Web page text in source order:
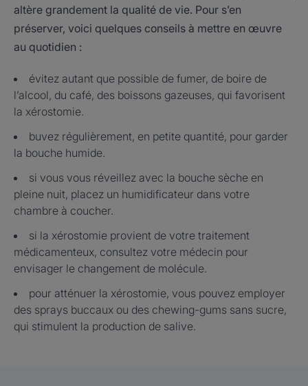
altère grandement la qualité de vie. Pour s’en
préserver, voici quelques conseils à mettre en œuvre
au quotidien :
évitez autant que possible de fumer, de boire de
l’alcool, du café, des boissons gazeuses, qui favorisent
la xérostomie.
buvez régulièrement, en petite quantité, pour garder
la bouche humide.
si vous vous réveillez avec la bouche sèche en
pleine nuit, placez un humidificateur dans votre
chambre à coucher.
si la xérostomie provient de votre traitement
médicamenteux, consultez votre médecin pour
envisager le changement de molécule.
pour atténuer la xérostomie, vous pouvez employer
des sprays buccaux ou des chewing-gums sans sucre,
qui stimulent la production de salive.